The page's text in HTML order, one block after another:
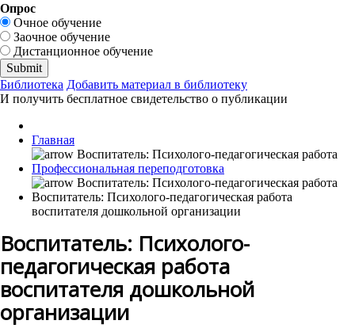
Опрос
Очное обучение
Заочное обучение
Дистанционное обучение
Библиотека Добавить материал в библиотеку
И получить бесплатное свидетельство о публикации
Главная
Профессиональная переподготовка
Воспитатель: Психолого-педагогическая работа
воспитателя дошкольной организации
Воспитатель: Психолого-
педагогическая работа
воспитателя дошкольной
организации